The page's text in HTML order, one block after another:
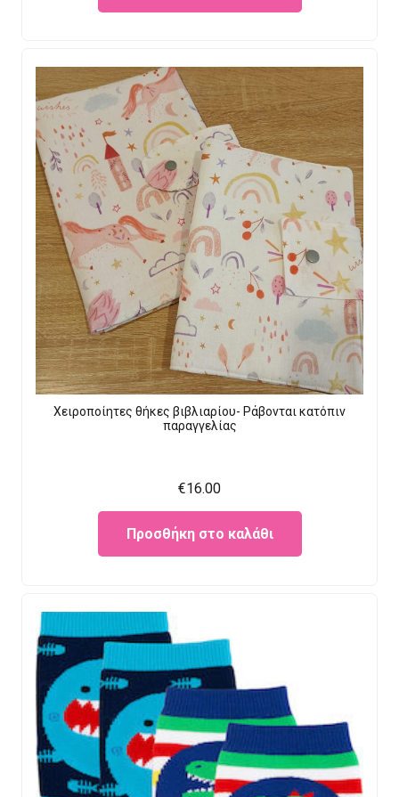
Χειροποίητες θήκες βιβλιαρίου- Ράβονται κατόπιν
παραγγελίας
€16.00
Προσθήκη στο καλάθι